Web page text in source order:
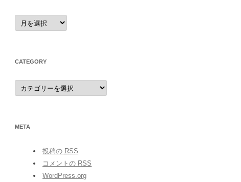
archives
CATEGORY
category
META
投稿の RSS
コメントの RSS
WordPress.org